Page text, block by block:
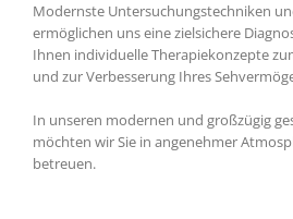
Modernste Untersuchungstechniken
ermöglichen uns eine zielsichere
Ihnen individuelle Therapiekonzepte
und zur Verbesserung Ihres
In unseren modernen und großzügig
möchten wir Sie in angenehmer
betreuen.